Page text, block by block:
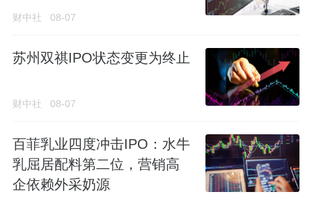
财中社 08-07
苏州双祺IPO状态变更为终止
财中社 08-07
百菲乳业四度冲击IPO：水牛
乳屈居配料第二位，营销高
企依赖外采奶源